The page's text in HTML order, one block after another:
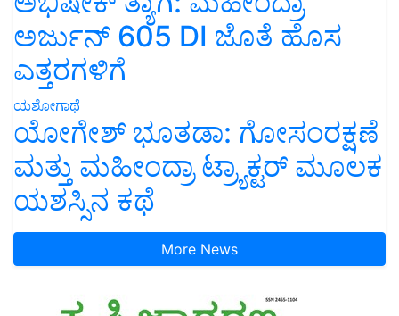
ಅರ್ಜುನ್ 605 DI ಜೊತೆ ಹೊಸ
ಎತ್ತರಗಳಿಗೆ
ಯಶೋಗಾಥೆ
ಯೋಗೇಶ್ ಭೂತಡಾ: ಗೋಸಂರಕ್ಷಣೆ
ಮತ್ತು ಮಹೀಂದ್ರಾ ಟ್ರ್ಯಾಕ್ಟರ್ ಮೂಲಕ
ಯಶಸ್ಸಿನ ಕಥೆ
More News